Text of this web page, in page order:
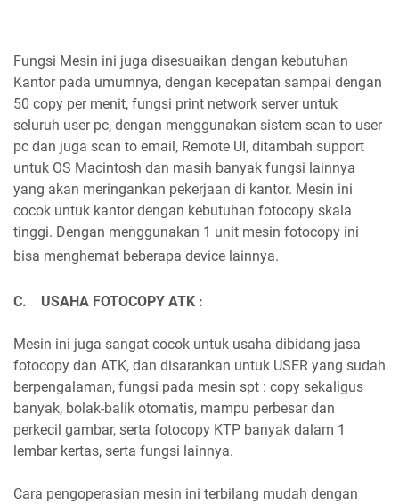
Fungsi Mesin ini juga disesuaikan dengan kebutuhan
Kantor pada umumnya, dengan kecepatan sampai dengan
50 copy per menit, fungsi print network server untuk
seluruh user pc, dengan menggunakan sistem scan to user
pc dan juga scan to email, Remote UI, ditambah support
untuk OS Macintosh dan masih banyak fungsi lainnya
yang akan meringankan pekerjaan di kantor. Mesin ini
cocok untuk kantor dengan kebutuhan fotocopy skala
tinggi. Dengan menggunakan 1 unit mesin fotocopy ini
bisa menghemat beberapa device lainnya.
C. USAHA FOTOCOPY ATK :
Mesin ini juga sangat cocok untuk usaha dibidang jasa
fotocopy dan ATK, dan disarankan untuk USER yang sudah
berpengalaman, fungsi pada mesin spt : copy sekaligus
banyak, bolak-balik otomatis, mampu perbesar dan
perkecil gambar, serta fotocopy KTP banyak dalam 1
lembar kertas, serta fungsi lainnya.
Cara pengoperasian mesin ini terbilang mudah dengan